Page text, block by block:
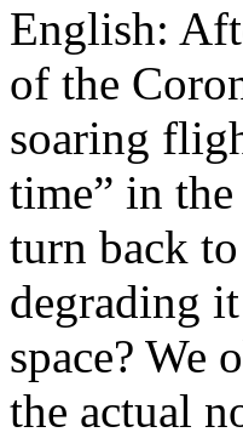
English:
of the
soaring
time” in
turn back
degrading
space? We
the actual